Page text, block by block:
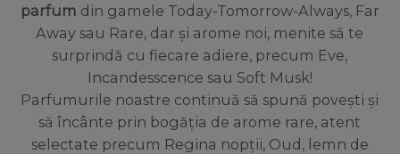
parfum din gamele Today-Tomorrow-Always, Far
Away sau Rare, dar și arome noi, menite să te
surprindă cu fiecare adiere, precum Eve,
Incandesscence sau Soft Musk!
Parfumurile noastre continuă să spună povești și
să încânte prin bogăția de arome rare, atent
selectate precum Regina nopții, Oud, lemn de